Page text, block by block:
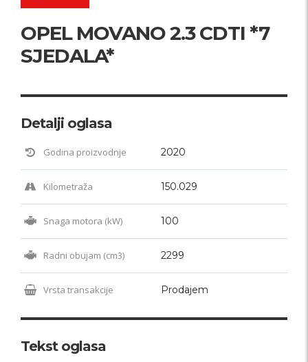
OPEL MOVANO 2.3 CDTI *7
SJEDALA*
Detalji oglasa
Godina proizvodnje 2020
Kilometraža 150.029
Snaga motora (kW) 100
Radni obujam (cm3) 2299
Vrsta transakcije Prodajem
Tekst oglasa